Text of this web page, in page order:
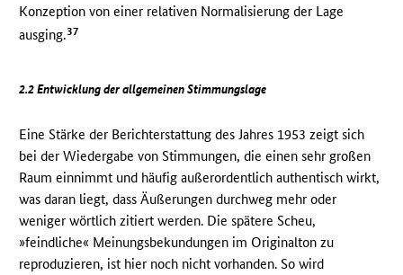
Konzeption von einer relativen Normalisierung der Lage
ausging.37
2.2 Entwicklung der allgemeinen Stimmungslage
Eine Stärke der Berichterstattung des Jahres 1953 zeigt sich
bei der Wiedergabe von Stimmungen, die einen sehr großen
Raum einnimmt und häufig außerordentlich authentisch wirkt,
was daran liegt, dass Äußerungen durchweg mehr oder
weniger wörtlich zitiert werden. Die spätere Scheu,
»feindliche« Meinungsbekundungen im Originalton zu
reproduzieren, ist hier noch nicht vorhanden. So wird